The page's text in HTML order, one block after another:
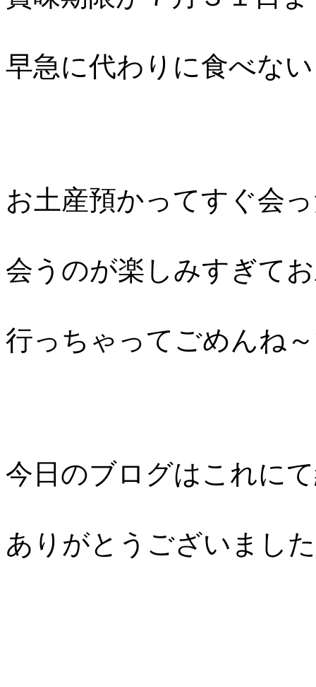
早急に代わりに食べな
お土産預かってすぐ会
会うのが楽しみすぎて
行っちゃってごめんね
今日のブログはこれに
ありがとうございまし